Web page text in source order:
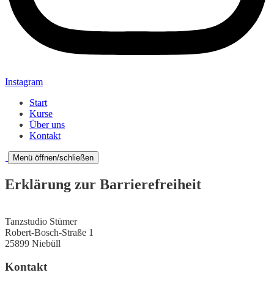
Instagram
Start
Kurse
Über uns
Kontakt
Menü öffnen/schließen
Erklärung zur Barrierefreiheit
Tanzstudio Stümer
Robert-Bosch-Straße 1
25899 Niebüll
Kontakt